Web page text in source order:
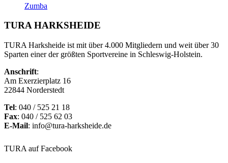
Zumba
TURA HARKSHEIDE
TURA Harksheide ist mit über 4.000 Mitgliedern und weit über 30
Sparten einer der größten Sportvereine in Schleswig-Holstein.
Anschrift:
Am Exerzierplatz 16
22844 Norderstedt
Tel: 040 / 525 21 18
Fax: 040 / 525 62 03
E-Mail: info@tura-harksheide.de
TURA auf Facebook